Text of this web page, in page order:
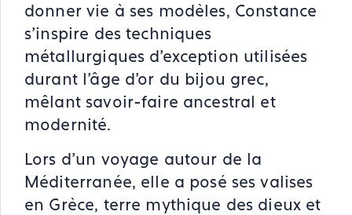
donner vie à ses modèles, Constance
s’inspire des techniques
métallurgiques d’exception utilisées
durant l’âge d’or du bijou grec,
mêlant savoir-faire ancestral et
modernité.
Lors d’un voyage autour de la
Méditerranée, elle a posé ses valises
en Grèce, terre mythique des dieux et